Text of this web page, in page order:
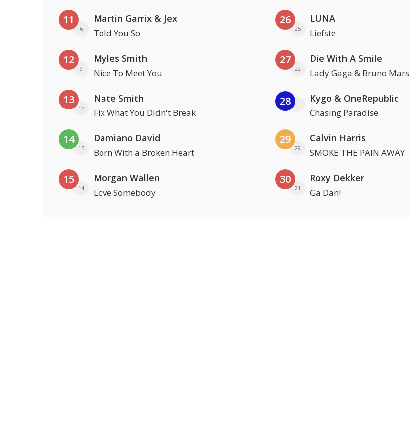
11
6
Martin Garrix & Jex
Told You So
12
9
Myles Smith
Nice To Meet You
13
12
Nate Smith
Fix What You Didn't Break
14
15
Damiano David
Born With a Broken Heart
15
14
Morgan Wallen
Love Somebody
26
25
LUNA
Liefste
27
22
Die With A Smile
Lady Gaga & Bruno Mars
28 Kygo & OneRepublic
Chasing Paradise
29
29
Calvin Harris
SMOKE THE PAIN AWAY
30
21
Roxy Dekker
Ga Dan!